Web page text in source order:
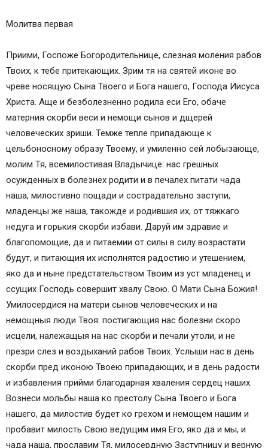
Молитва первая
Приими, Госпоже Богородительнице, слезная моления рабов
Твоих, к тебе притекающих. Зрим тя на святей иконе во
чреве носящую Сына Твоего и Бога нашего, Господа Иисуса
Христа. Аще и безболезненно родила еси Его, обаче
матерния скорби веси и немощи сынов и дщерей
человеческих зриши. Темже тепле припадающе к
цельбоносному образу Твоему, и умиленно сей лобызающе,
молим Тя, всемилостивая Владычице: нас грешных
осужденных в болезнех родити и в печалех питати чада
наша, милостивно пощади и сострадательно заступи,
младенцы же наша, такожде и родившия их, от тяжкаго
недуга и горькия скорби избави. Даруй им здравие и
благопомощие, да и питаемии от силы в силу возрастати
будут, и питающия их исполнятся радостию и утешением,
яко да и ныне предстательством Твоим из уст младенец и
ссущих Господь совершит хвалу Свою. О Мати Сына Божия!
Умилосердися на матери сынов человеческих и на
немощныя люди Твоя: постигающия нас болезни скоро
исцели, належащыя на нас скорби и печали утоли, и не
презри слез и воздыханий рабов Твоих. Услыши нас в день
скорби пред иконою Твоею припадающих, и в день радости
и избавления прийми благодарная хваления сердец наших.
Вознеси мольбы наша ко престолу Сына Твоего и Бога
нашего, да милостив будет ко грехом и немощем нашим и
пробавит милость Свою ведущим имя Его, яко да и мы, и
чада наша, прославим Тя, милосердную Заступницу и верную